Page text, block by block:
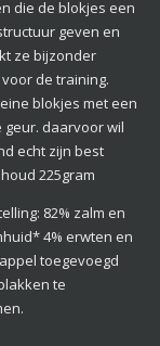
die de blokjes een
geven en
ze bijzonder
de training.
blokjes met een
geur. daarvoor wil
echt zijn best
225gram
82% zalm en
4% erwten en
toegevoegd
te